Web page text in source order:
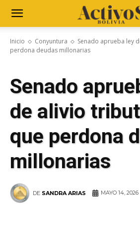
Inicio Conyuntura
Senado aprueba ley
perdona deudas millonarias
Senado
de alivio
que perdona
millonarias
DE SANDRA ARIAS MAYO 14, 2026